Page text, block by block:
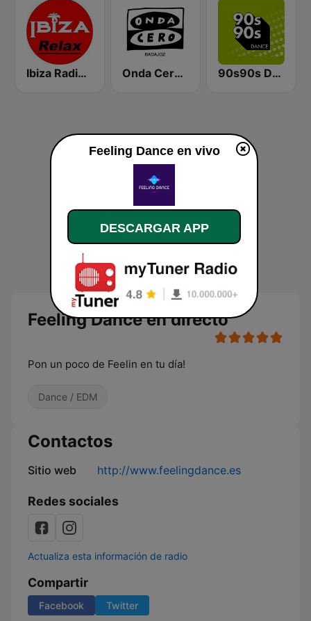
Ibiza Radios - Relax Onda Cero Badajoz 90s90s Dance
Feeling Dance en directo
Pon un poco de Feelin en tu día!
Dance / EDM
Contactos
Sitio web http://www.feelingdance.es
Redes sociales
Actualiza esta información de radio
Compartir
Facebook Twitter
Feeling Dance en vivo
DESCARGAR APP